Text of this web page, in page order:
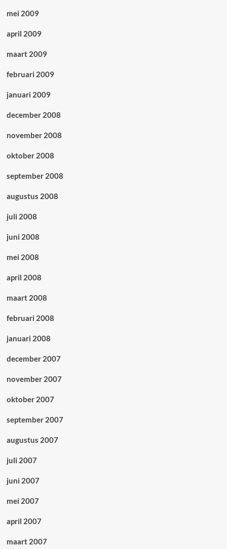
mei 2009
april 2009
maart 2009
februari 2009
januari 2009
december 2008
november 2008
oktober 2008
september 2008
augustus 2008
juli 2008
juni 2008
mei 2008
april 2008
maart 2008
februari 2008
januari 2008
december 2007
november 2007
oktober 2007
september 2007
augustus 2007
juli 2007
juni 2007
mei 2007
april 2007
maart 2007